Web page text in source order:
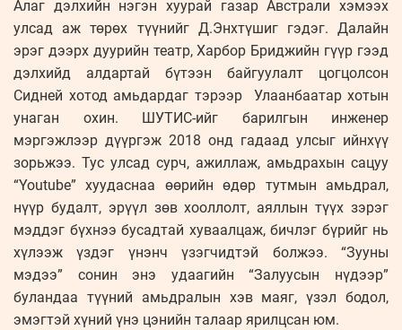
Алаг дэлхийн нэгэн хуурай газар Австрали хэмээх
улсад аж төрөх түүнийг Д.Энхтүшиг гэдэг. Далайн
эрэг дээрх дуурийн театр, Харбор Бриджийн гүүр гээд
дэлхийд алдартай бүтээн байгуулалт цогцолсон
Сидней хотод амьдардаг тэрээр Улаанбаатар хотын
унаган охин. ШУТИС-ийг барилгын инженер
мэргэжлээр дүүргэж 2018 онд гадаад улсыг ийнхүү
зорьжээ. Тус улсад сурч, ажиллаж, амьдрахын сацуу
“Youtube” хуудаснаа өөрийн өдөр тутмын амьдрал,
нүүр будалт, эрүүл зөв хооллолт, аяллын түүх зэрэг
мэддэг бүхнээ бусадтай хуваалцаж, бичлэг бүрийг нь
хүлээж үздэг үнэнч үзэгчидтэй болжээ. “Зууны
мэдээ” сонин энэ удаагийн “Залуусын нүдээр”
буландаа түүний амьдралын хэв маяг, үзэл бодол,
эмэгтэй хүний үнэ цэнийн талаар ярилцсан юм.